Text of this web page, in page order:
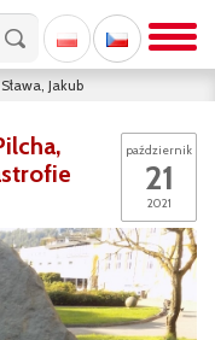
Sława, Jakub
październik
21
2021